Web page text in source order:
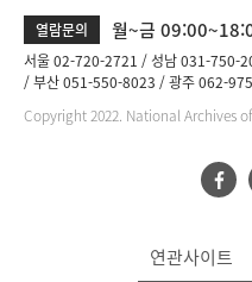
열람문의 월~금
서울 02-720-2721 성남 031-750-
부산 051-550-8023
광주 062-
Copyright 2022. National Archives
연관사이트